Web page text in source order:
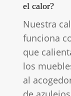
el calor?
Nuestra
funciona
que
los
al